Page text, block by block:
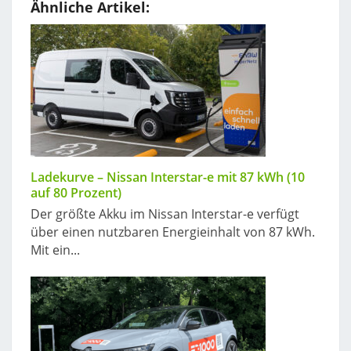
Ähnliche Artikel:
Ladekurve – Nissan Interstar-e mit 87 kWh (10
auf 80 Prozent)
Der größte Akku im Nissan Interstar-e verfügt
über einen nutzbaren Energieinhalt von 87 kWh.
Mit ein...